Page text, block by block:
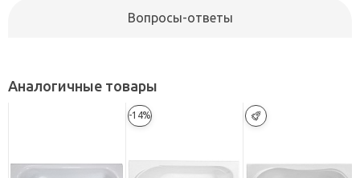
Вопросы-ответы
Аналогичные товары
-14%